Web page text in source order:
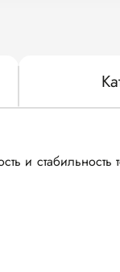
и стабильность